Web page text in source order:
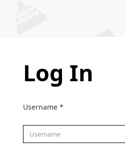
Log In
Username *